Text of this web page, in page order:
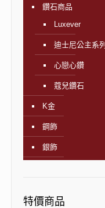
鑽石商品
Luxever
迪士尼公主系列
心戀心鑽
蔻兒鑽石
K金
鋼飾
銀飾
特價商品